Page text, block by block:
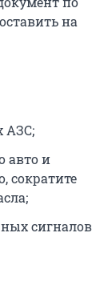
на
АЗС;
авто и
сократите
сигналов